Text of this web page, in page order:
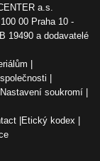
a.s.
00 Praha 10 -
19490 a dodavatelé
Nastavení soukromí
Etický kodex